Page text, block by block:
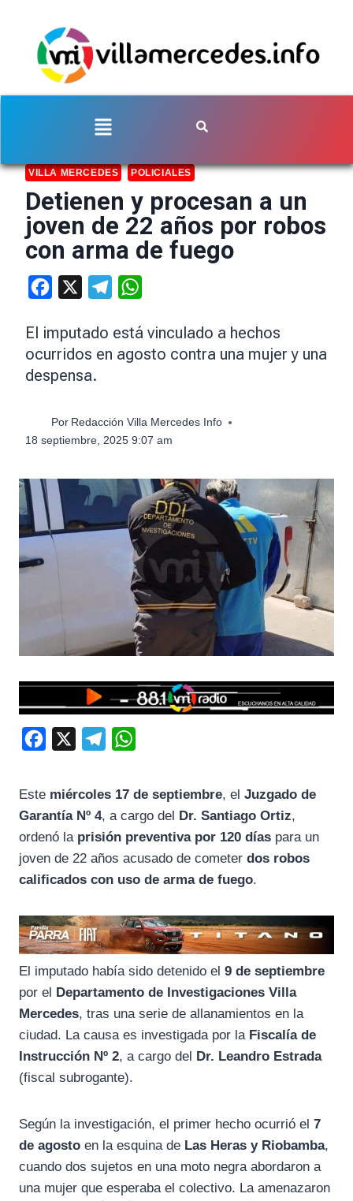
VILLA MERCEDES POLICIALES
Detienen y procesan a un
joven de 22 años por robos
con arma de fuego
Facebook Telegram
El imputado está vinculado a hechos
ocurridos en agosto contra una mujer y una
despensa.
Por Redacción Villa Mercedes Info
18 septiembre, 2025 9:07 am
b
o
o
g
r
a
s
A
p
Este miércoles 17 de septiembre, el Juzgado de
Garantía Nº 4, a cargo del Dr. Santiago Ortiz,
ordenó la prisión preventiva por 120 días para un
joven de 22 años acusado de cometer dos robos
calificados con uso de arma de fuego.
El imputado había sido detenido el 9 de septiembre
por el Departamento de Investigaciones Villa
Mercedes, tras una serie de allanamientos en la
ciudad. La causa es investigada por la Fiscalía de
Instrucción Nº 2, a cargo del Dr. Leandro Estrada
(fiscal subrogante).
Según la investigación, el primer hecho ocurrió el 7
de agosto en la esquina de Las Heras y Riobamba,
cuando dos sujetos en una moto negra abordaron a
una mujer que esperaba el colectivo. La amenazaron